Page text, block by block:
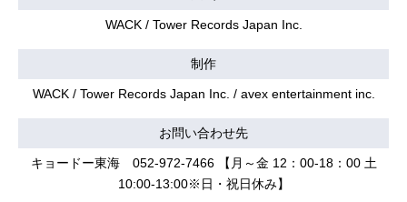
WACK / Tower Records Japan Inc.
制作
WACK / Tower Records Japan Inc. / avex entertainment inc.
お問い合わせ先
キョードー東海 052-972-7466 【月～金 12：00-18：00 土
10:00-13:00※日・祝日休み】